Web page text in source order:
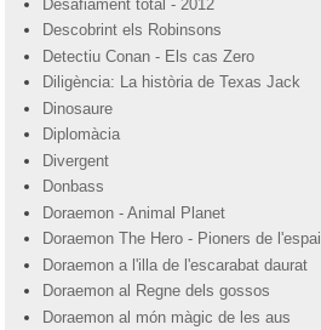
Desafiament total - 2012
Descobrint els Robinsons
Detectiu Conan - Els cas Zero
Diligència: La història de Texas Jack
Dinosaure
Diplomàcia
Divergent
Donbass
Doraemon - Animal Planet
Doraemon The Hero - Pioners de l'espai
Doraemon a l'illa de l'escarabat daurat
Doraemon al Regne dels gossos
Doraemon al món màgic de les aus